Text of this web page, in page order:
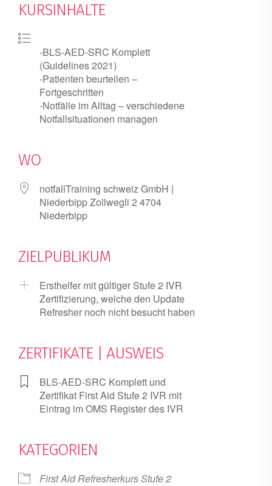
KURSINHALTE
-BLS-AED-SRC Komplett
(Guidelines 2021)
-Patienten beurteilen –
Fortgeschritten
-Notfälle im Alltag – verschiedene
Notfallsituationen managen
WO
notfallTraining schweiz GmbH |
Niederbipp Zollwegli 2 4704
Niederbipp
ZIELPUBLIKUM
Ersthelfer mit gültiger Stufe 2 IVR
Zertifizierung, welche den Update
Refresher noch nicht besucht haben
ZERTIFIKATE | AUSWEIS
BLS-AED-SRC Komplett und
Zertifikat First Aid Stufe 2 IVR mit
Eintrag im OMS Register des IVR
KATEGORIEN
First Aid Refresherkurs Stufe 2